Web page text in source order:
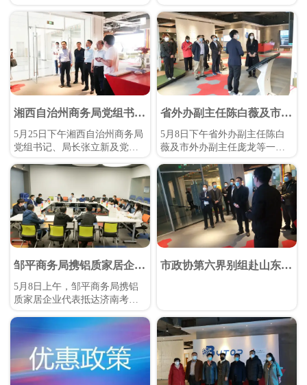
数字经济、数字贸易将成为世
界经济发展的强劲引擎，跨境
电商必将迎来新一轮发展机
遇。
湘西自治州商务局党组书
记、局长张立新及党组成
员、副局长符卫兴等一行参
心
5月25日下午湘西自治州商务局
党组书记、局长张立新及党组
在济南市投促局副局长、自贸
试验区济南片区管委会副主任
郭依坤等人的陪同下来到了谷
歌济南出海体验中心，详细参
观了解我们的运用情况。
省外办副主任陈白薇及市外
办副主任庞龙等一行参观考
察谷歌出海体验中心
5月8日下午省外办副主任陈白
薇及市外办副主任庞龙等一行
心，详细参观了解我们的运用
情况；
邹平商务局携铝质家居企业
来济南谷歌体验中心参观考
察
5月8日上午，邹平商务局携铝
质家居企业代表抵达济南考察
息技术有限公司运营的济南谷
歌体验中心。
市政协第六界别组赴山东百